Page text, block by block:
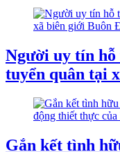
Người uy tín hỗ
tuyển quân tại
Gắn kết tình